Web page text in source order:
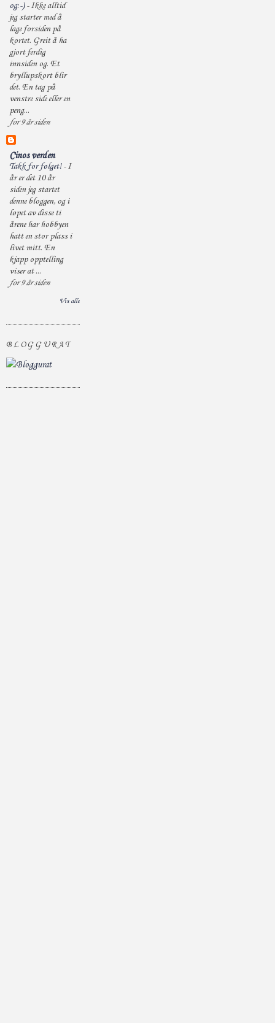
og:-)-Ikke alltid
jeg starter med å
lage forsiden på
kortet. Greit å ha
gjort ferdig
innsiden og. Et
bryllupskort blir
det. En tag på
venstre side eller en
peng...
for 9 år siden
Cinos verden
Takk for følget!-I
år er det 10 år
siden jeg startet
denne bloggen, og i
løpet av disse ti
årene har hobbyen
hatt en stor plass i
livet mitt. En
kjapp opptelling
viser at ...
for 9 år siden
Vis alle
BLOGGURAT